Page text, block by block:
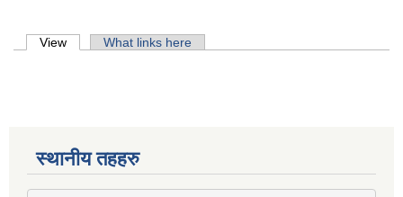
Primary tabs
View (active tab)What links here
स्थानीय तहहरु